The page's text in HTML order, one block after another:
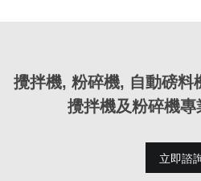
攪拌機, 粉碎機, 自動磅料
攪拌機及粉碎機
立即諮